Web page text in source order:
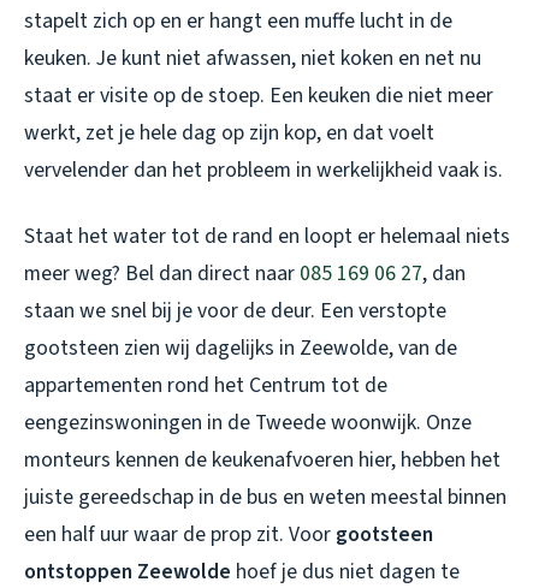
stapelt zich op en er hangt een muffe lucht in de
keuken. Je kunt niet afwassen, niet koken en net nu
staat er visite op de stoep. Een keuken die niet meer
werkt, zet je hele dag op zijn kop, en dat voelt
vervelender dan het probleem in werkelijkheid vaak is.
Staat het water tot de rand en loopt er helemaal niets
meer weg? Bel dan direct naar 085 169 06 27, dan
staan we snel bij je voor de deur. Een verstopte
gootsteen zien wij dagelijks in Zeewolde, van de
appartementen rond het Centrum tot de
eengezinswoningen in de Tweede woonwijk. Onze
monteurs kennen de keukenafvoeren hier, hebben het
juiste gereedschap in de bus en weten meestal binnen
een half uur waar de prop zit. Voor gootsteen
ontstoppen Zeewolde hoef je dus niet dagen te